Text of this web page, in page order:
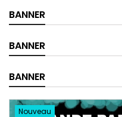
BANNER
BANNER
BANNER
Nouveau